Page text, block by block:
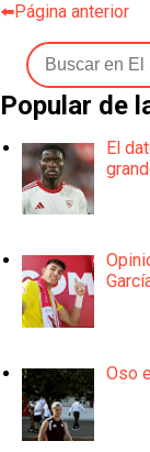
⬅️Página anterior
Popular de
El
Oso